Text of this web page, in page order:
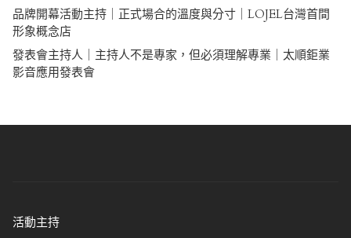
品牌開幕活動主持｜正式場合的溫度與分寸｜LOJEL台灣首間
形象概念店
發表會主持人｜主持人不是專家，但必須理解專業｜太順鉅業
影音應用發表會
活動主持